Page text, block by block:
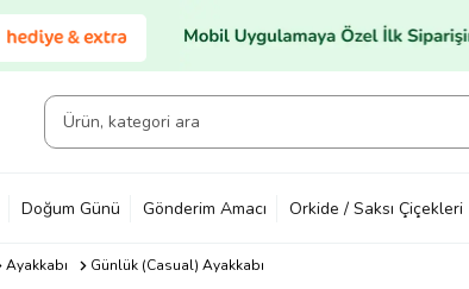
Doğum Günü Gönderim Amacı Orkide / Saksı Çiçekleri
Ayakkabı Günlük (Casual) Ayakkabı